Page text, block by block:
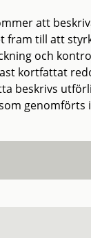
att
fram till att
och
kortfattat
beskrivs
genomförts